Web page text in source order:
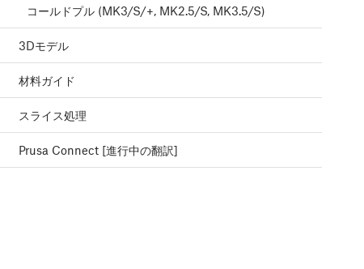
コールドプル (MK3/S/+, MK2.5/S, MK3.5/S)
3Dモデル
材料ガイド
スライス処理
Prusa Connect [進行中の翻訳]